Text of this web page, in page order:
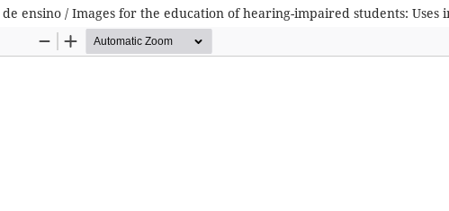
ensino / Images for the education of hearing-impaired students: